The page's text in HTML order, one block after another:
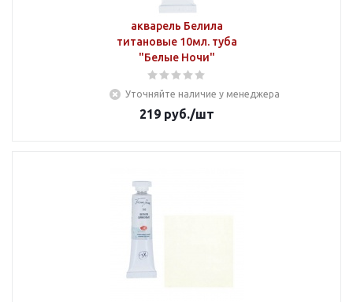
акварель Белила
титановые 10мл. туба
"Белые Ночи"
Уточняйте наличие у менеджера
219 руб./шт